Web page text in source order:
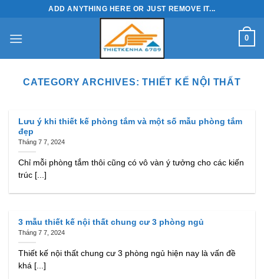
content
ADD ANYTHING HERE OR JUST REMOVE IT...
0
CATEGORY ARCHIVES:THIẾT KẾ NỘI THẤT
Lưu ý khi thiết kế phòng tắm và một số mẫu phòng tắm
đẹp
Tháng 7 7, 2024
Chỉ mỗi phòng tắm thôi cũng có vô vàn ý tưởng cho các kiến
trúc [...]
3 mẫu thiết kế nội thất chung cư 3 phòng ngủ
Tháng 7 7, 2024
Thiết kế nội thất chung cư 3 phòng ngủ hiện nay là vấn đề
khá [...]